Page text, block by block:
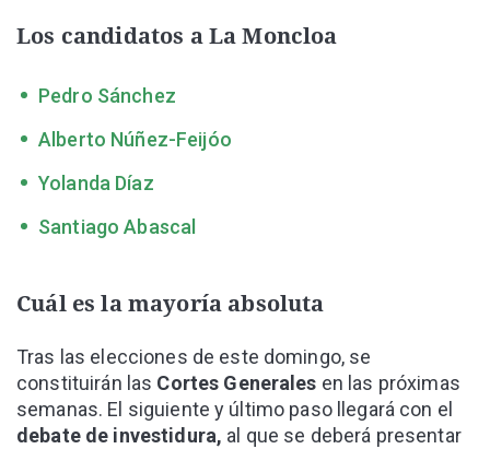
Los candidatos a La Moncloa
Pedro Sánchez
Alberto Núñez-Feijóo
Yolanda Díaz
Santiago Abascal
Cuál es la mayoría absoluta
Tras las elecciones de este domingo, se
constituirán las Cortes Generales en las próximas
semanas. El siguiente y último paso llegará con el
debate de investidura, al que se deberá presentar